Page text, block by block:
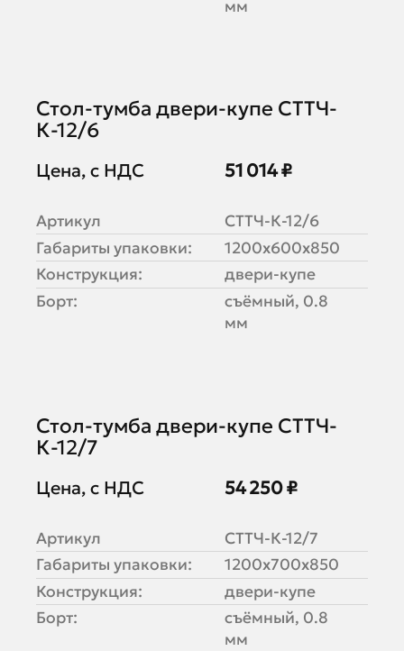
мм
Стол-тумба двери-купе СТТЧ-
К-12/6
Цена, с НДС 51 014 ₽
Артикул
СТТЧ-К-12/6
Габариты упаковки:
1200х600х850
Конструкция:
двери-купе
Борт:
съёмный, 0.8
мм
Стол-тумба двери-купе СТТЧ-
К-12/7
Цена, с НДС 54 250 ₽
Артикул
СТТЧ-К-12/7
Габариты упаковки:
1200х700х850
Конструкция:
двери-купе
Борт:
съёмный, 0.8
мм